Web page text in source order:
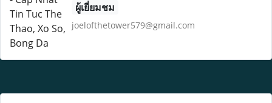
ผู้เยี่ยมชม
joelofthetower579@gmail.com